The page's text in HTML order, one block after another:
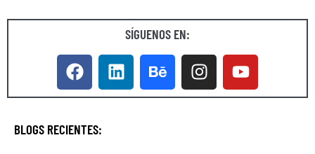
SÍGUENOS EN:
BLOGS RECIENTES: